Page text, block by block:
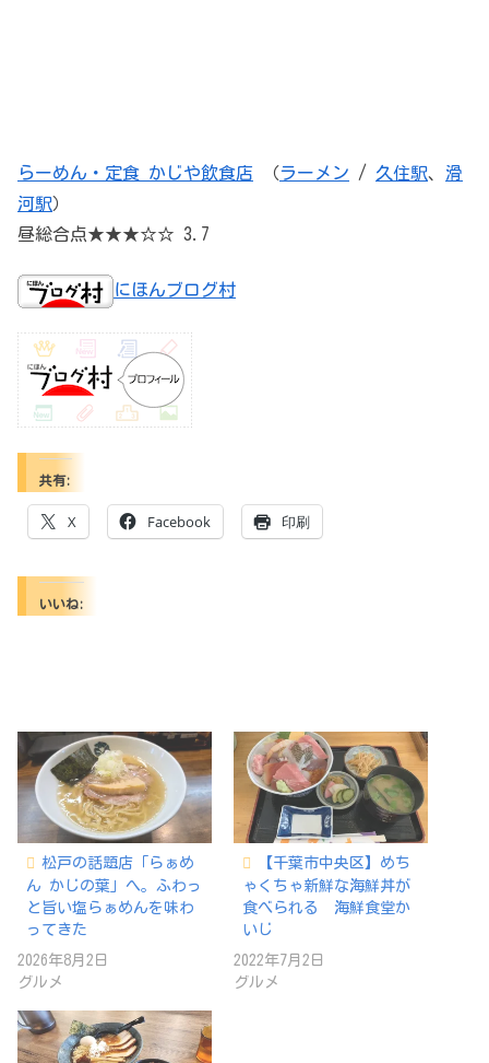
らーめん・定食 かじや飲食店 （ラーメン / 久住駅、 滑
河駅）
昼総合点★★★☆☆ 3.7
にほんブログ村
共有:
X Facebook 印刷
いいね:
松戸の話題店「らぁめ
ん かじの葉」へ。ふわっ
と旨い塩らぁめんを味わ
ってきた
2026年8月2日
グルメ
【千葉市中央区】めち
ゃくちゃ新鮮な海鮮丼が
食べられる 海鮮食堂か
いじ
2022年7月2日
グルメ